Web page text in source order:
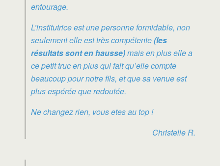
entourage.
L’institutrice est une personne formidable, non
seulement elle est très compétente(les
résultats sont en hausse)mais en plus elle a
ce petit truc en plus qui fait qu’elle compte
beaucoup pour notre fils, et que sa venue est
plus espérée que redoutée.
Ne changez rien, vous etes au top !
Christelle R.